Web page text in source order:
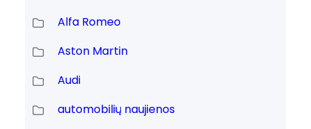
Alfa Romeo
Aston Martin
Audi
automobilių naujienos